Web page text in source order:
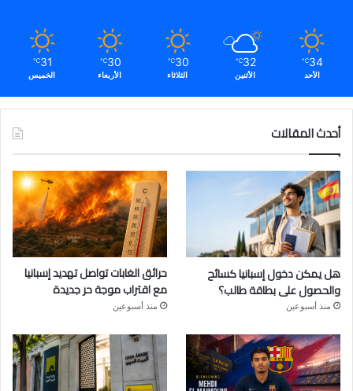
34
℃
الأحد
32
℃
الأثنين
30
℃
الثلاثاء
30
℃
الأربعاء
31
℃
الخميس
أحدث المقالات
هل يمكن دخول إسبانيا كسائح
والحصول على بطاقة طالب؟
منذ أسبوعين
حرائق الغابات تواصل تهديد إسبانيا
مع اقتراب موجة حر جديدة
منذ أسبوعين